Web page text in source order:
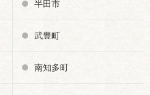
半田市
武豊町
南知多町